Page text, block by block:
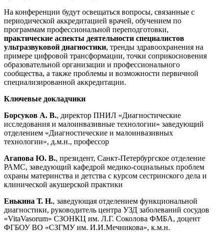
На конференции будут освещаться вопросы, связанные с
периодической аккредитацией врачей, обучением по
программам профессиональной переподготовки,
практические аспекты деятельности специалистов
ультразвуковой диагностики, тренды здравоохранения на
примере цифровой трансформации, точки соприкосновения
образовательной организации и профессионального
сообщества, а также проблемы и возможности первичной
специализированной аккредитации.
Ключевые докладчики
Борсуков А. В., директор ПНИЛ «Диагностические
исследования и малоинвазивные технологии» заведующий
отделением «Диагностические и малоинвазивных
технологии», д.м.н., профессор
Агапова Ю. В., президент, Санкт-Петербургское отделение
РАМС, заведующий кафедрой медико-социальных проблем
охраны материнства и детства с курсом сестринского дела и
клинической акушерской практики
Енькина Т. Н., заведующая отделением функциональной
диагностики, руководитель центра УЗД заболеваний сосудов
«VitaVasorum» СЗОНКЦ им. Л.Г. Соколова ФМБА, доцент
ФГБОУ ВО «СЗГМУ им. И.И.Мечникова», к.м.н.